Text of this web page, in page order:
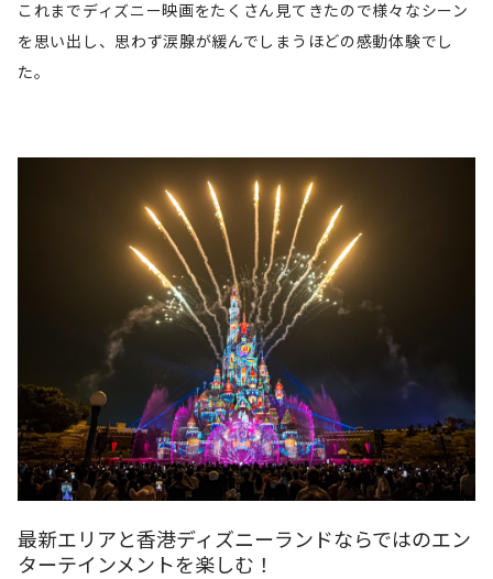
これまでディズニー映画をたくさん見てきたので様々なシーン
を思い出し、思わず涙腺が緩んでしまうほどの感動体験でし
た。
最新エリアと香港ディズニーランドならではのエン
ターテインメントを楽しむ！